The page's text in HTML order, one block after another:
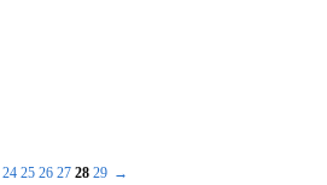
24 25 26 27 28 29 →